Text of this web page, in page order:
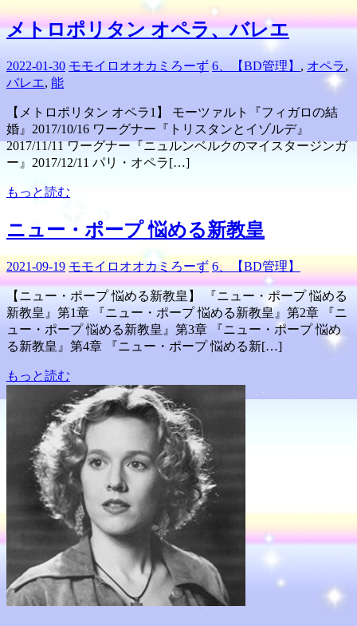
メトロポリタン オペラ、バレエ
2022-01-30 モモイロオオカミろーず 6、【BD管理】 , オペラ,
バレエ, 能
【メトロポリタン オペラ1】 モーツァルト『フィガロの結
婚』2017/10/16 ワーグナー『トリスタンとイゾルデ』
2017/11/11 ワーグナー『ニュルンベルクのマイスタージンガ
ー』2017/12/11 パリ・オペラ[…]
もっと読む
ニュー・ポープ 悩める新教皇
2021-09-19 モモイロオオカミろーず 6、【BD管理】
【ニュー・ポープ 悩める新教皇】 『ニュー・ポープ 悩める
新教皇』第1章 『ニュー・ポープ 悩める新教皇』第2章 『ニ
ュー・ポープ 悩める新教皇』第3章 『ニュー・ポープ 悩め
る新教皇』第4章 『ニュー・ポープ 悩める新[…]
もっと読む